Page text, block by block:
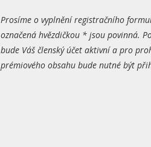
Prosíme o vyplnění registračního
označená hvězdičkou * jsou povinná.
bude Váš členský účet aktivní a pro
prémiového obsahu bude nutné být